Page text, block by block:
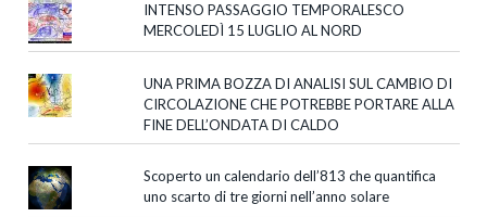
INTENSO PASSAGGIO TEMPORALESCO
MERCOLEDÌ 15 LUGLIO AL NORD
UNA PRIMA BOZZA DI ANALISI SUL CAMBIO DI
CIRCOLAZIONE CHE POTREBBE PORTARE ALLA
FINE DELL’ONDATA DI CALDO
Scoperto un calendario dell’813 che quantifica
uno scarto di tre giorni nell’anno solare